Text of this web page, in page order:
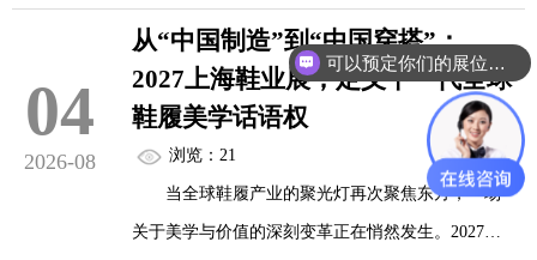
引擎一：数智驱动，从“经验设计”到“数据定义”
新质生产力的核心，在...
以来，上海国际鞋业博览会（SISE）历经二十三载
的岁月洗礼与匠心深耕，已然从单一的成品鞋展示
平台，跨越式升级为亚洲区域鞋业市场公认的风向
标。2027年6月10日至12日，第23届上海鞋博会将再
次登陆上海新国际博览中心，以“新鞋业、新零售、
新时尚”为时代号角，在万亿赛道上再启霸业征程。
04
2026-08
从“中国制造”到“中国穿搭”：
2027上海鞋业展，定义下一代全球
鞋履美学话语权
浏览：21
当全球鞋履产业的聚光灯再次聚焦东方，一场
关于美学与价值的深刻变革正在悄然发生。2027年6
可以预定你们的展位吗？